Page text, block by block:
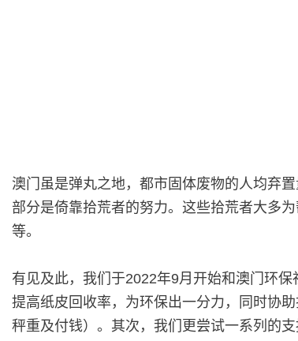
澳门虽是弹丸之地，都市固体废物的人均弃
部分是倚靠拾荒者的努力。这些拾荒者大多
等。
有见及此，我们于2022年9月开始和澳门环
提高纸皮回收率，为环保出一分力，同时协
秤重及付钱）。其次，我们更尝试一系列的